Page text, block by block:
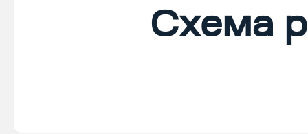
Схема